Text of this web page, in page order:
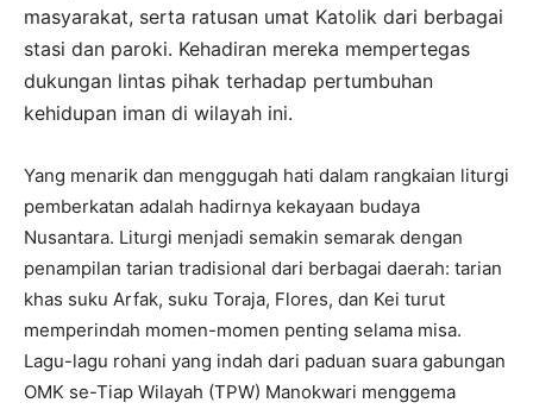
masyarakat, serta ratusan umat Katolik dari berbagai
stasi dan paroki. Kehadiran mereka mempertegas
dukungan lintas pihak terhadap pertumbuhan
kehidupan iman di wilayah ini.
Yang menarik dan menggugah hati dalam rangkaian liturgi
pemberkatan adalah hadirnya kekayaan budaya
Nusantara. Liturgi menjadi semakin semarak dengan
penampilan tarian tradisional dari berbagai daerah: tarian
khas suku Arfak, suku Toraja, Flores, dan Kei turut
memperindah momen-momen penting selama misa.
Lagu-lagu rohani yang indah dari paduan suara gabungan
OMK se-Tiap Wilayah (TPW) Manokwari menggema